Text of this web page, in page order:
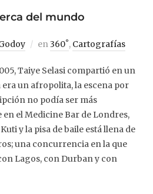
del mundo
en360˚, Cartografías
Taiye Selasi compartió en un
un afropolita, la escena por
no podía ser más
el Medicine Bar de Londres,
y la pisa de baile está llena de
una concurrencia en la que
Lagos, con Durban y con